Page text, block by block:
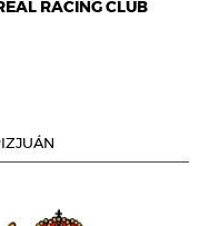
RACING CLUB